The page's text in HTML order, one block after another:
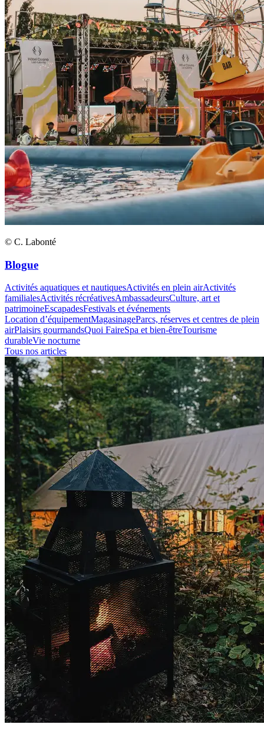
© C. Labonté
Blogue
Activités aquatiques et nautiquesActivités en plein airActivités
familialesActivités récréativesAmbassadeursCulture, art et
patrimoineEscapadesFestivals et événements
Location d’équipementMagasinageParcs, réserves et centres de plein
airPlaisirs gourmandsQuoi FaireSpa et bien-êtreTourisme
durableVie nocturne
Tous nos articles